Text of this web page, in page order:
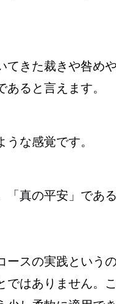
きた裁きや咎め
ると言えます。
な感覚です。
真の平安」であ
スの実践という
はありません。